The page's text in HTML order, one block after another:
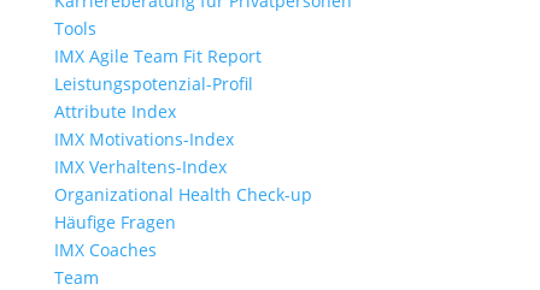
Tools
IMX Agile Team Fit Report
Leistungspotenzial-Profil
Attribute Index
IMX Motivations-Index
IMX Verhaltens-Index
Organizational Health Check-up
Häufige Fragen
IMX Coaches
Team